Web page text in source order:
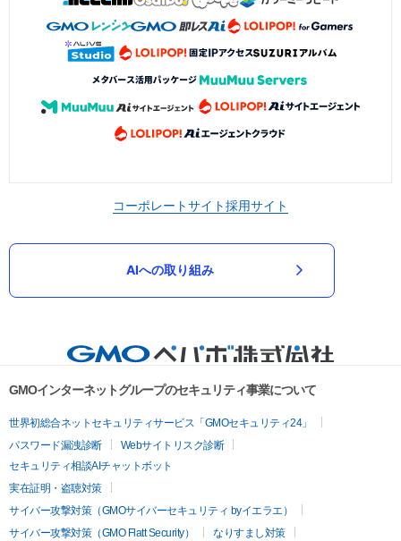
コーポレートサイト採用サイト
AIへの取り組み
GMOインターネットグループのセキュリティ事業について
世界初総合ネットセキュリティサービス「GMOセキュリティ24」
パスワード漏洩診断
Webサイトリスク診断
セキュリティ相談AIチャットボット
実在証明・盗聴対策
サイバー攻撃対策（GMOサイバーセキュリティ byイエラエ）
サイバー攻撃対策（GMO Flatt Security）
なりすまし対策